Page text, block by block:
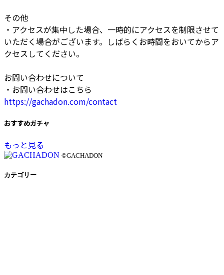
その他
・アクセスが集中した場合、一時的にアクセスを制限させて
いただく場合がございます。しばらくお時間をおいてからア
クセスしてください。
お問い合わせについて
・お問い合わせはこちら
https://gachadon.com/contact
おすすめガチャ
もっと見る
©GACHADON
カテゴリー